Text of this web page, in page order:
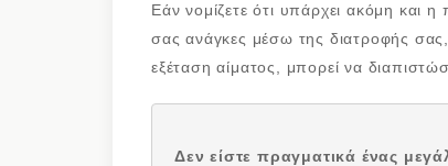
Εάν νομίζετε ότι υπάρχει ακόμη και η
σας ανάγκες μέσω της διατροφής σας,
εξέταση αίματος, μπορεί να
Δεν είστε πραγματικά ένας